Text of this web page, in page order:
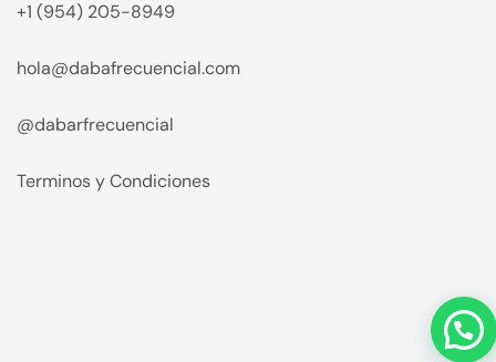
+1 (954) 205-8949
hola@dabafrecuencial.com
@dabarfrecuencial
Terminos y Condiciones